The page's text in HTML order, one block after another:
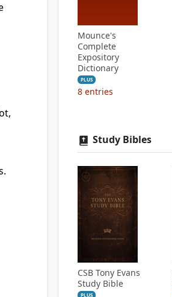
Mounce's
Complete
Expository
Dictionary
PLUS
8 entries
Study Bibles
CSB Tony Evans
Study Bible
PLUS